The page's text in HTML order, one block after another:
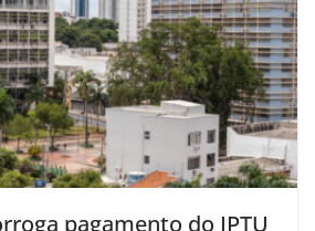
pagamento do IPTU